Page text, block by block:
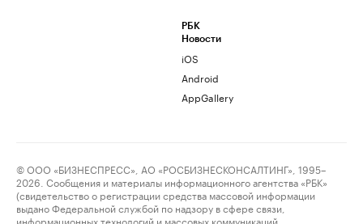
РБК
Новости
iOS
Android
AppGallery
© ООО «БИЗНЕСПРЕСС», АО «РОСБИЗНЕСКОНСАЛТИНГ», 1995–
2026. Сообщения и материалы информационного агентства «РБК»
(свидетельство о регистрации средства массовой информации
выдано Федеральной службой по надзору в сфере связи,
информационных технологий и массовых коммуникаций